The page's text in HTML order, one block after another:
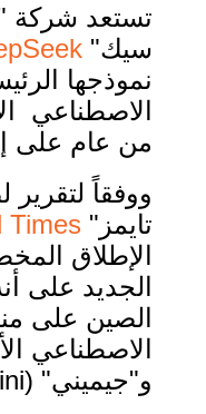
تستعد شركة
سيك"
نموذجها
الاصطناعي
من عام على
ووفقاً لتقرير
تايمز" Times
الإطلاق
الجديد على
الصين على
و"جيميني" (Gemini)".